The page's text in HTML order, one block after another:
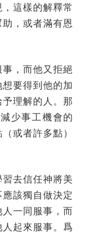
這樣的解釋常
，或者滿有恩
，而他又拒絕
要得到他的加
理解的人。那
少事工機會的
或者許多點）
去信任神將美
該獨自做決定
一同服事，而
起來服事。爲